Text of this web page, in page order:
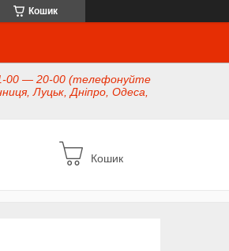
Кошик
00 — 20-00 (телефонуйте
Луцьк, Дніпро, Одеса,
Кошик